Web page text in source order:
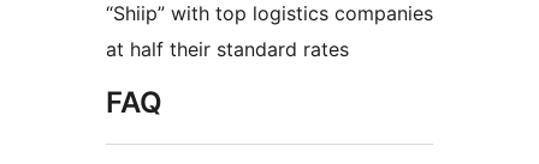
“Shiip” with top logistics companies
at half their standard rates
FAQ